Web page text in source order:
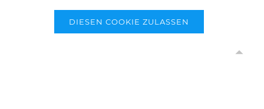
DIESEN COOKIE ZULASSEN